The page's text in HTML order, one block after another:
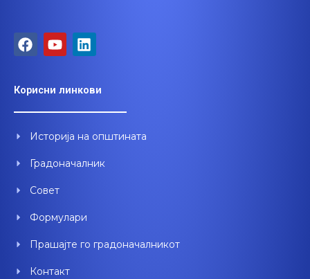
F
a
b
o
k
Y
o
u
b
L
i
e
d
n
Корисни линкови
Историја на општината
Градоначалник
Совет
Формулари
Прашајте го градоначалникот
Контакт